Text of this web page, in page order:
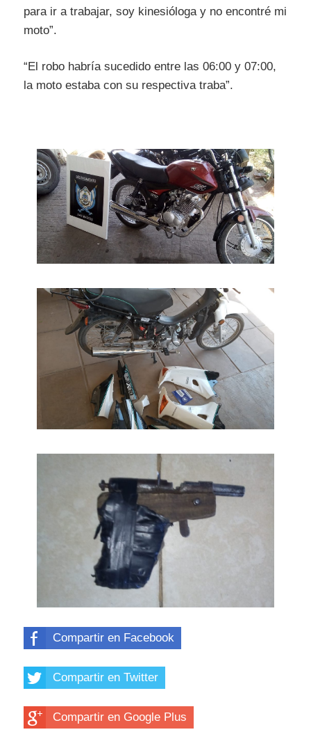
para ir a trabajar, soy kinesióloga y no encontré mi
moto”.
“El robo habría sucedido entre las 06:00 y 07:00,
la moto estaba con su respectiva traba”.
Compartir en Facebook
Compartir en Twitter
Compartir en Google Plus